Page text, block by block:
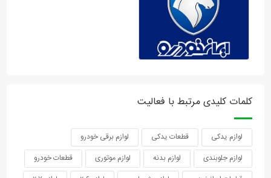
کلمات کلیدی مرتبط با فعالیت
لوازم یدکی قطعات یدکی
لوازم برقی خودرو
لوازم جلوبندی
لوازم بدنه لوازم موتوری
قطعات خودرو